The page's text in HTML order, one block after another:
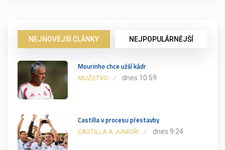
NEJNOVĚJŠÍ ČLÁNKY NEJPOPULÁRNĚJŠÍ
Mourinho chce užší kádr
MUŽSTVO dnes 10:59
Castilla v procesu přestavby
CASTILLA A JUNIOŘI dnes 9:24